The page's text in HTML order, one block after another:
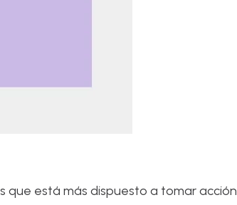
que está más dispuesto a tomar acción